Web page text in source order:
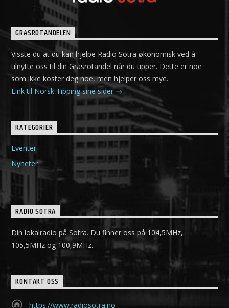
GRASROTANDELEN
Visste du at du kan hjelpe Radio Sotra økonomisk ved å
tilnytte oss til din Grasrotandel når du tipper. Dette er noe
som ikke koster deg noe, men hjelper oss mye.
Link til Norsk Tipping sine sider
KATEGORIER
Eventer
Nyheter
RADIO SOTRA
Din lokalradio på Sotra. Du finner oss på 104,5MHz,
105,5MHz og 100,9MHz.
KONTAKT OSS
https://www.radiosotra.no